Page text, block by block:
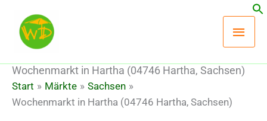
Inhalt
springen
Wochenmarkt in Hartha (04746 Hartha, Sachsen)
Start Märkte
Sachsen
Wochenmarkt in Hartha (04746 Hartha, Sachsen)